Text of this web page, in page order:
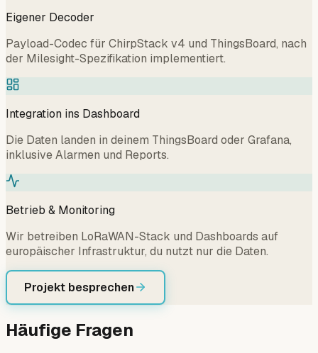
Eigener Decoder
Payload-Codec für ChirpStack v4 und ThingsBoard, nach
der Milesight-Spezifikation implementiert.
Integration ins Dashboard
Die Daten landen in deinem ThingsBoard oder Grafana,
inklusive Alarmen und Reports.
Betrieb & Monitoring
Wir betreiben LoRaWAN-Stack und Dashboards auf
europäischer Infrastruktur, du nutzt nur die Daten.
Projekt besprechen
Häufige Fragen